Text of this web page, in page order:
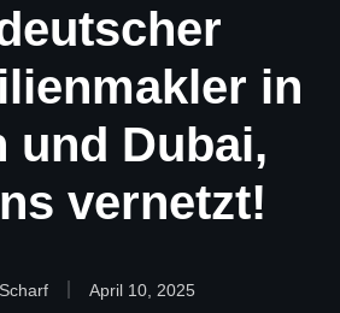
in
und Dubai,
vernetzt!
April 10, 2025